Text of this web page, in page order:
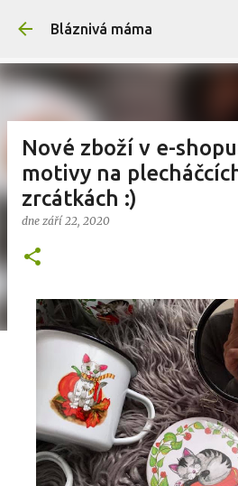
Přeskočit na
Bláznivá máma
Nové zboží v e-
motivy na
zrcátkách :)
dne září 22, 2020